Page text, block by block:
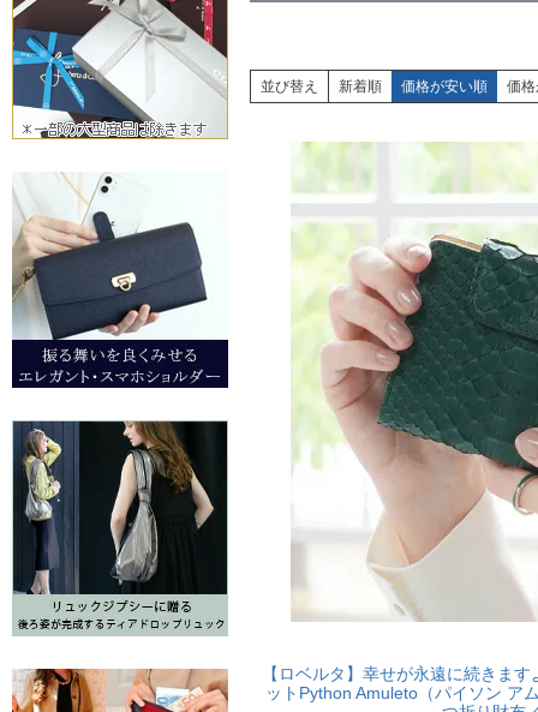
並び替え 新着順 価格が安い順 価
【ロベルタ】幸せが永遠に続きま
ットPython Amuleto（パイソン ア